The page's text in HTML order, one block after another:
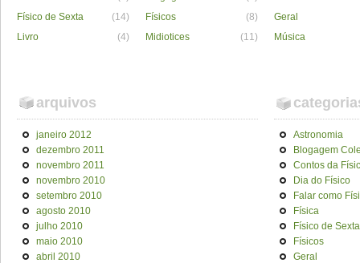
Físico de Sexta
(14) Físicos (8)
Geral
Livro
(4) Midiotices (11) Música
arquivos
janeiro 2012
dezembro 2011
novembro 2011
novembro 2010
setembro 2010
agosto 2010
julho 2010
maio 2010
abril 2010
Astronomia
Blogagem
Contos da
Dia do Físico
Falar como
Física
Físico de Sexta
Físicos
Geral